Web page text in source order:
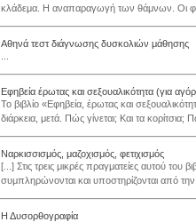
κλάδεμα. Η αναπαραγωγή των θάμνων. Οι
Αθηνά τεστ διάγνωσης δυσκολιών μάθησης
Εφηβεία έρωτας και σεξουαλικότητα (για
Το βιβλίο «Εφηβεία, έρωτας και
διάρκεια, μετά. Πώς γίνεται; Και τα
Ναρκισσισμός, μαζοχισμός, φετιχισμός
[...] Στις τρεις μικρές πραγματείες αυτού του
συμπληρώνονται και υποστηρίζονται από
Η Δυσορθογραφία